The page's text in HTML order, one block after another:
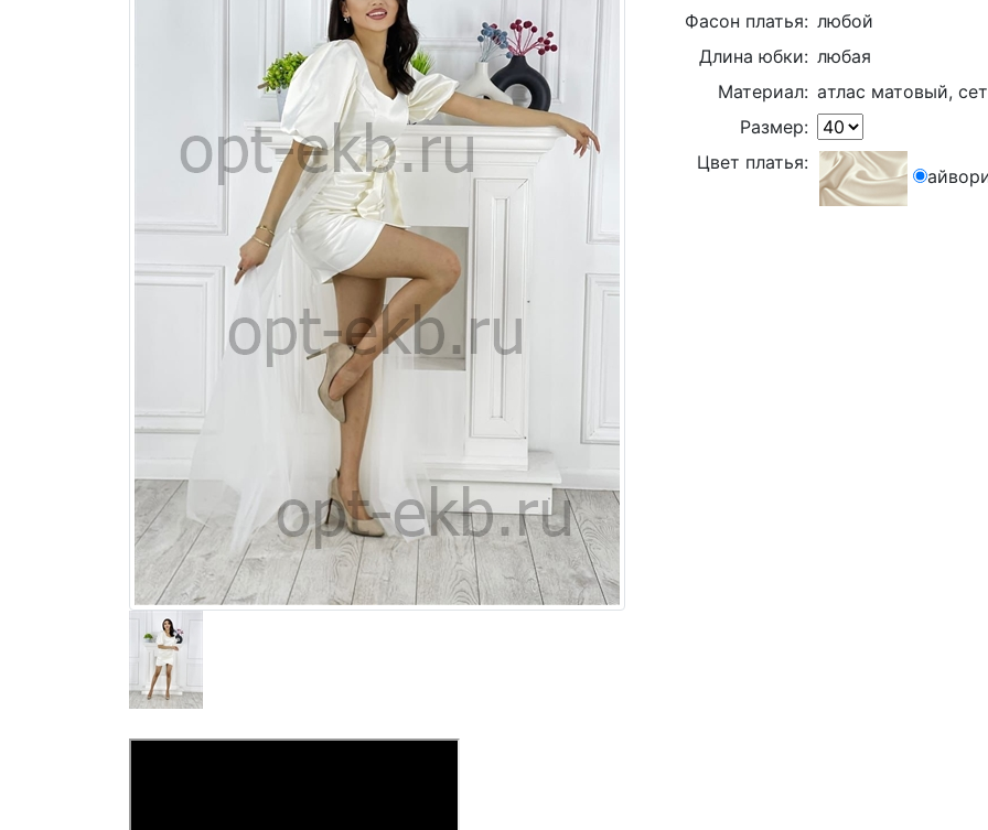
Фасон платья: любой
Длина юбки: любая
Материал: aтлас матовый,
Размер:
Цвет платья: